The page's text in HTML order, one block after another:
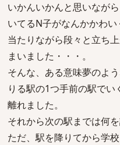
いかんいかんと思いなが
いてるN子がなんかかわ
当たりながら段々と立ち
まいました・・・。
そんな、ある意味夢のよ
りる駅の1つ手前の駅で
離れました。
それから次の駅までは何
ただ、駅を降りてから学